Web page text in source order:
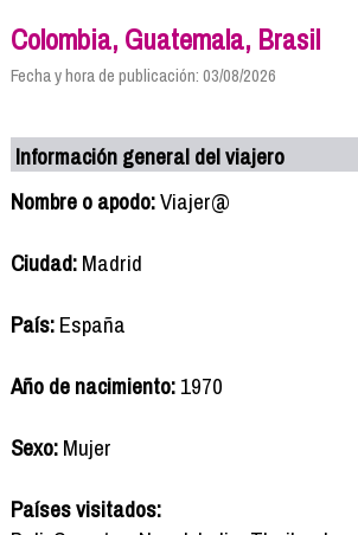
Colombia, Guatemala, Brasil
Fecha y hora de publicación: 03/08/2026
Información general del viajero
Nombre o apodo:Viajer@
Ciudad:Madrid
País:España
Año de nacimiento:1970
Sexo:Mujer
Países visitados: